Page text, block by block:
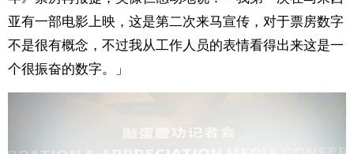
亚有一部电影上映，这是第二次来马宣传，对于票房数字
不是很有概念，不过我从工作人员的表情看得出来这是一
个很振奋的数字。」